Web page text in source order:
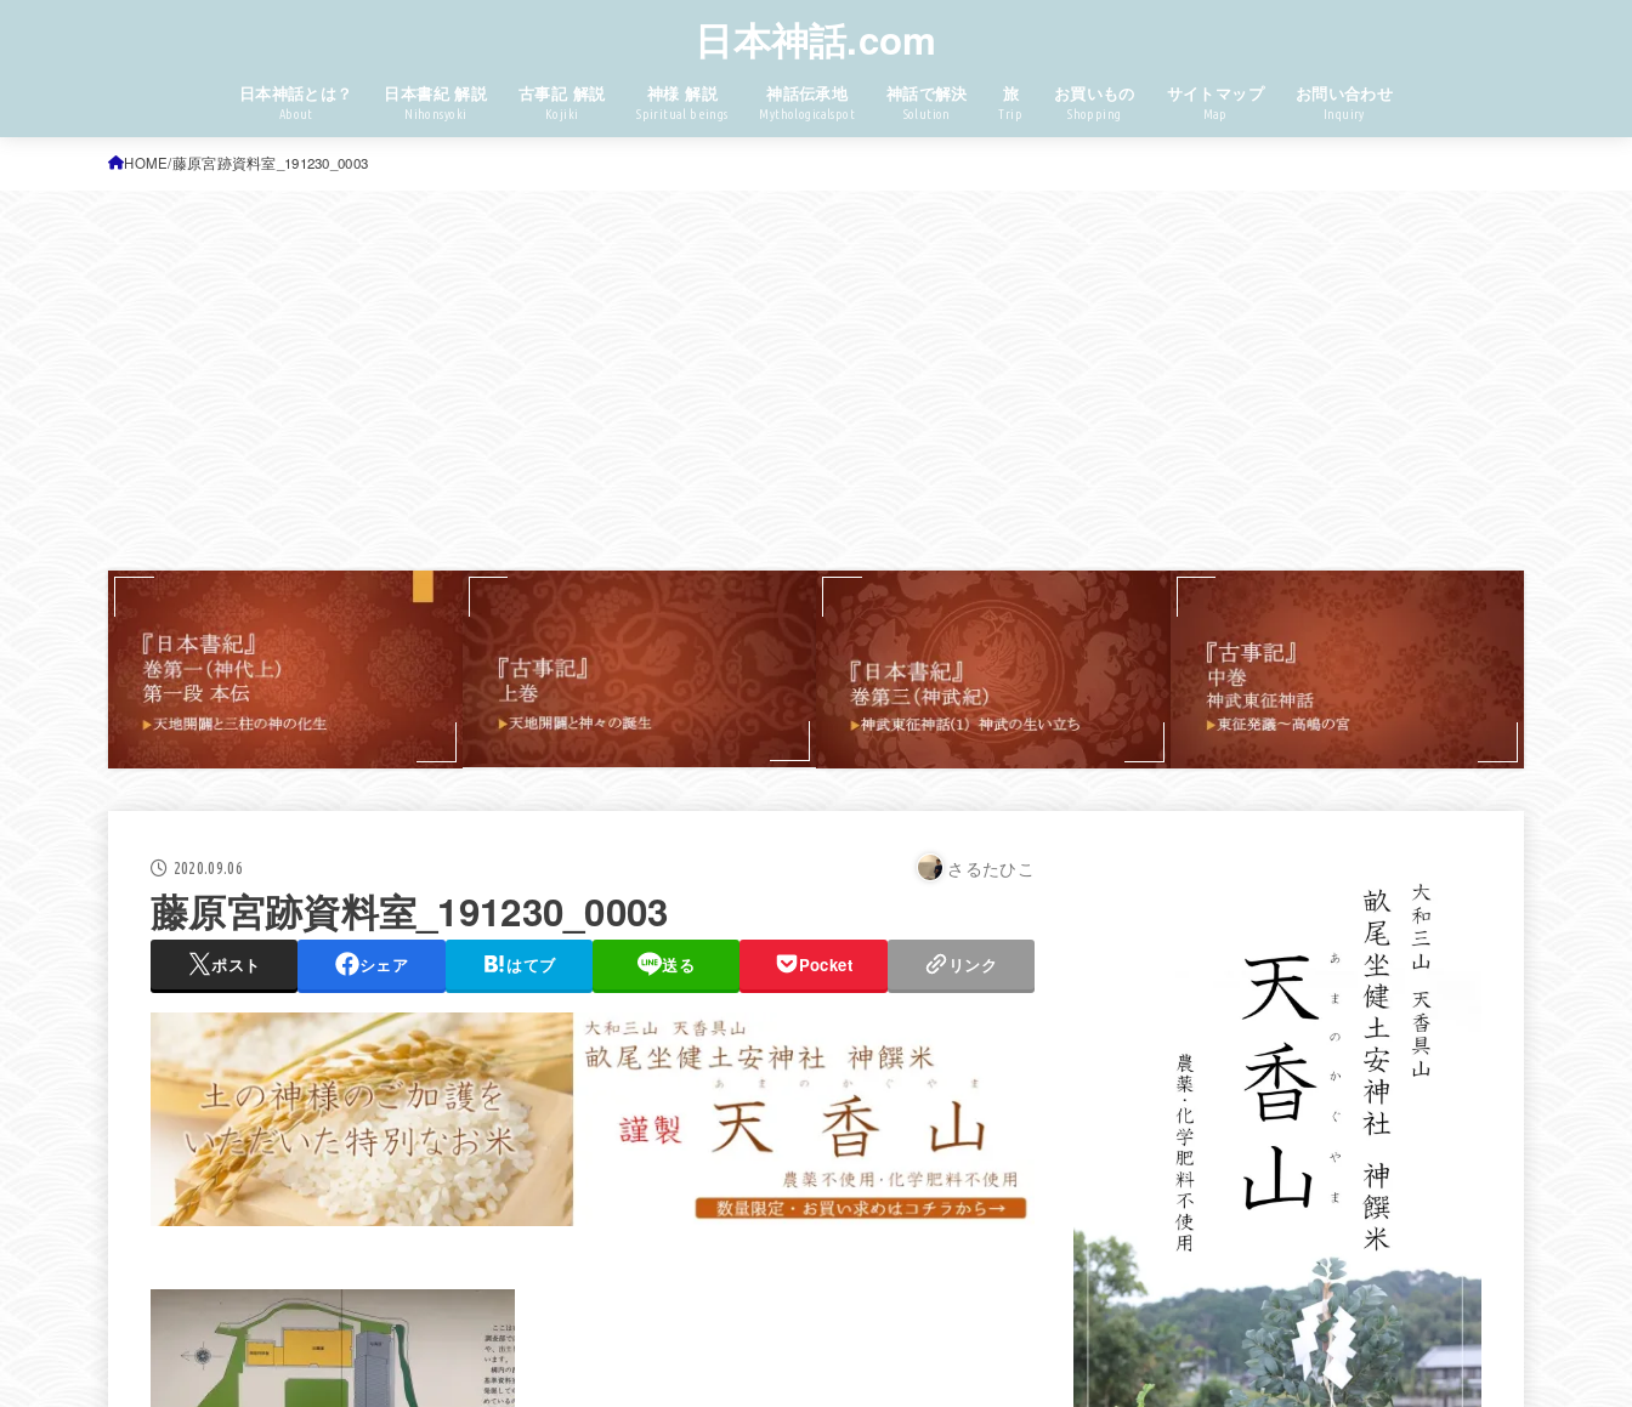
日本神話.com
日本神話とは？
About
日本書紀 解説
Nihonsyoki
古事記 解説
Kojiki
神様 解説
Spiritual beings
神話伝承地
Mythologicalspot
神話で解決
Solution
旅
Trip
お買いもの
Shopping
サイトマップ
Map
お問い合わせ
Inquiry
HOME 藤原宮跡資料室_191230_0003
2020.09.06 さるたひこ
藤原宮跡資料室_191230_0003
ポスト シェア はてブ 送る Pocket リンク